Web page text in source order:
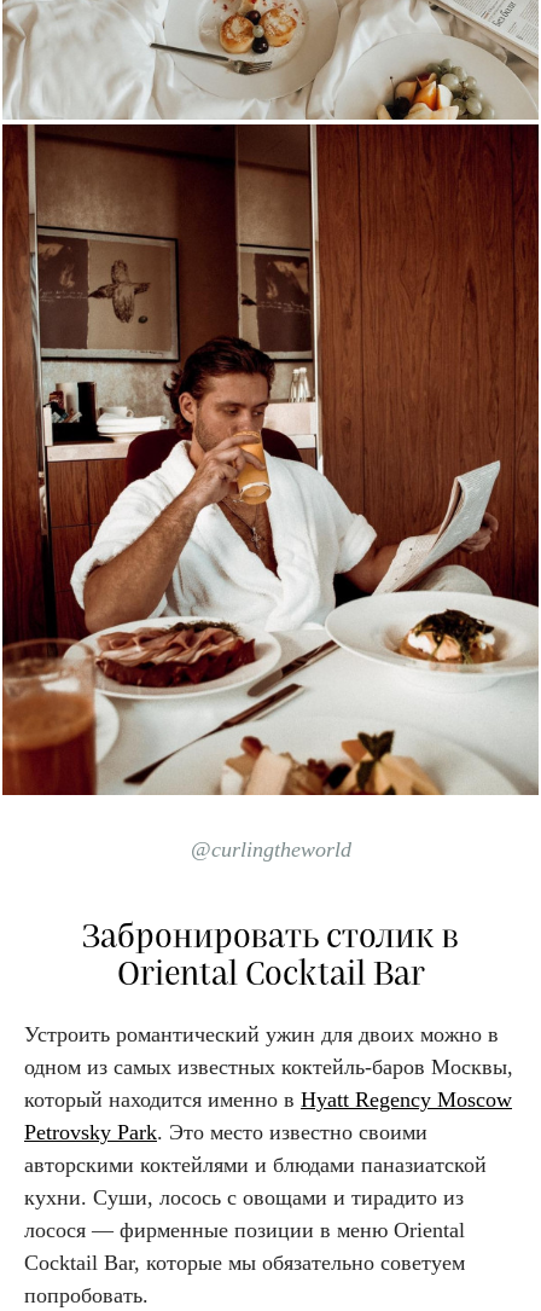
@curlingtheworld
Забронировать столик в
Oriental Cocktail Bar
Устроить романтический ужин для двоих можно в
одном из самых известных коктейль-баров Москвы,
который находится именно в Hyatt Regency Moscow
Petrovsky Park. Это место известно своими
авторскими коктейлями и блюдами паназиатской
кухни. Cуши, лосось с овощами и тирадито из
лосося — фирменные позиции в меню Oriental
Cocktail Bar, которые мы обязательно советуем
попробовать.